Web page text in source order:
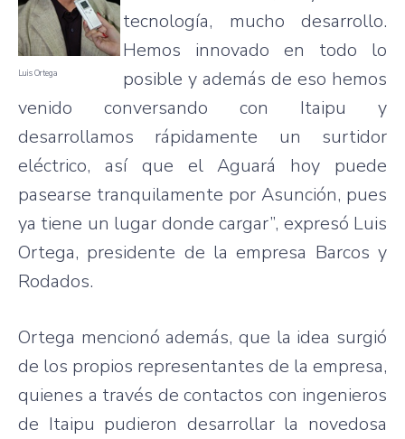
Luis Ortega
tecnología, mucho desarrollo.
Hemos
innovado en todo lo
posible y además de eso hemos
venido
conversando con Itaipu y
desarrollamos
rápidamente un surtidor
eléctrico, así que elAguará hoy
puede
pasearse tranquilamente por Asunción, pues
ya tiene un lugar donde cargar”, expresó Luis
Ortega, presidente de laempresa Barcos y
Rodados.
Ortega mencionó además,que la idea surgió
de los propios representantes de la empresa,
quienes a través de contactos con ingenieros
de Itaipu pudieron desarrollarla novedosa